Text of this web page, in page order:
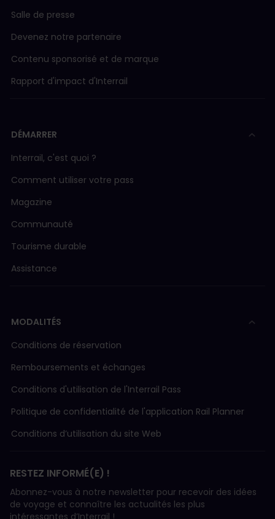
Salle de presse
Devenez notre partenaire
Contenu sponsorisé et de marque
Rapport d'impact d'Interrail
DÉMARRER
Interrail, c'est quoi ?
Comment utiliser votre pass
Magazine
Communauté
Tourisme durable
Assistance
MODALITÉS
Conditions de réservation
Remboursements et échanges
Conditions d'utilisation de l'Interrail Pass
Politique de confidentialité de l'application Rail Planner
Conditions d’utilisation du site Web
RESTEZ INFORMÉ(E) !
Abonnez-vous à notre newsletter pour recevoir des idées
de voyage et connaître les actualités les plus